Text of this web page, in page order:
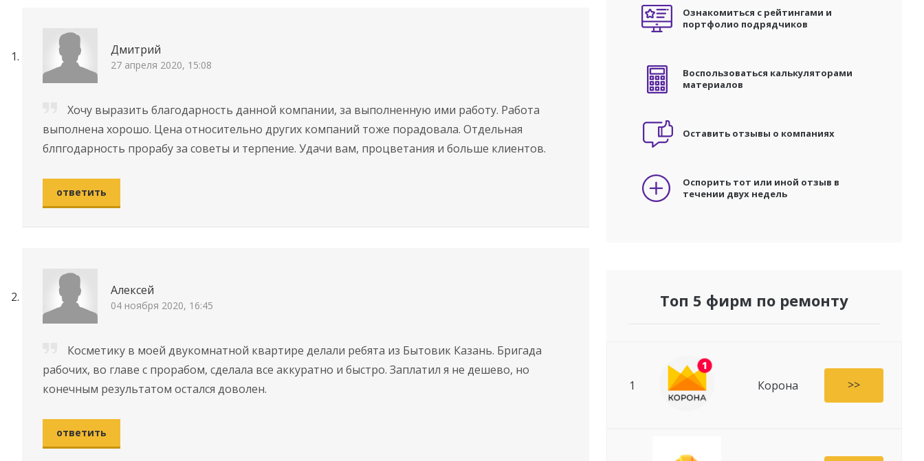
Дмитрий
27 апреля 2020, 15:08
Хочу выразить благодарность данной компании, за выполненную ими работу. Работа
выполнена хорошо. Цена относительно других компаний тоже порадовала. Отдельная
блпгодарность прорабу за советы и терпение. Удачи вам, процветания и больше клиентов.
ответить
Алексей
04 ноября 2020, 16:45
Косметику в моей двукомнатной квартире делали ребята из Бытовик Казань. Бригада
рабочих, во главе с прорабом, сделала все аккуратно и быстро. Заплатил я не дешево, но
конечным результатом остался доволен.
ответить
Ознакомиться с рейтингами и
портфолио подрядчиков
Воспользоваться калькуляторами
материалов
Оставить отзывы о компаниях
Оспорить тот или иной отзыв в
течении двух недель
Топ 5 фирм по ремонту
1 Корона >>